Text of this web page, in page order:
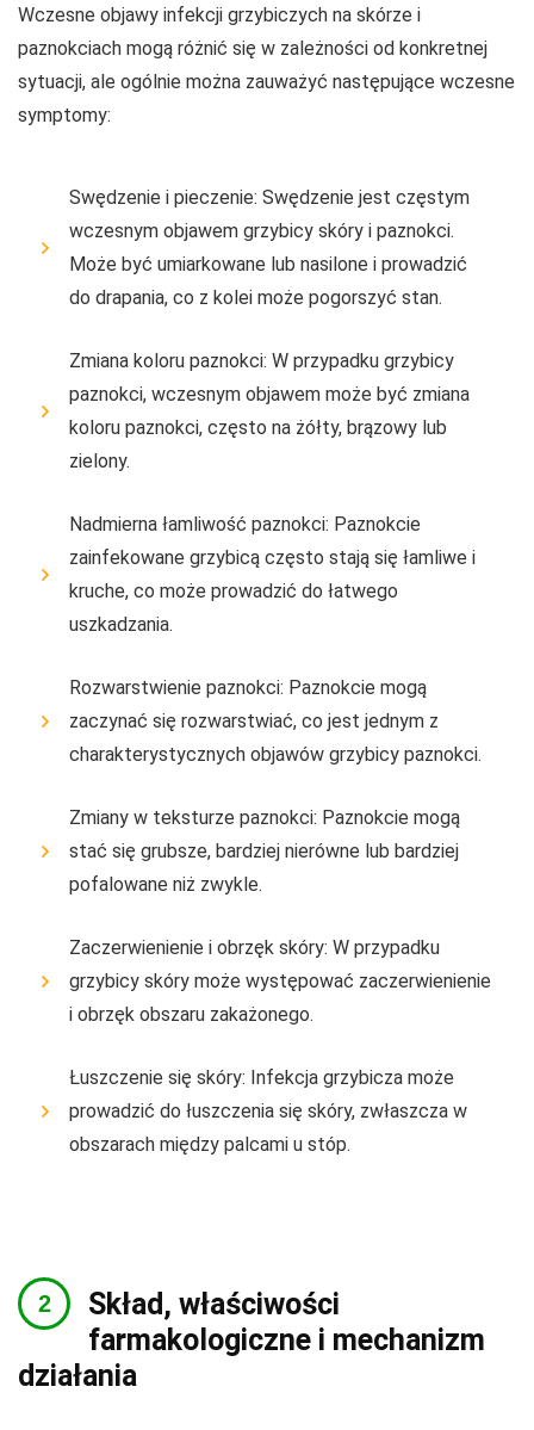
Wczesne objawy infekcji grzybiczych na skórze i
paznokciach mogą różnić się w zależności od konkretnej
sytuacji, ale ogólnie można zauważyć następujące wczesne
symptomy:
Swędzenie i pieczenie: Swędzenie jest częstym
wczesnym objawem grzybicy skóry i paznokci.
Może być umiarkowane lub nasilone i prowadzić
do drapania, co z kolei może pogorszyć stan.
Zmiana koloru paznokci: W przypadku grzybicy
paznokci, wczesnym objawem może być zmiana
koloru paznokci, często na żółty, brązowy lub
zielony.
Nadmierna łamliwość paznokci: Paznokcie
zainfekowane grzybicą często stają się łamliwe i
kruche, co może prowadzić do łatwego
uszkadzania.
Rozwarstwienie paznokci: Paznokcie mogą
zaczynać się rozwarstwiać, co jest jednym z
charakterystycznych objawów grzybicy paznokci.
Zmiany w teksturze paznokci: Paznokcie mogą
stać się grubsze, bardziej nierówne lub bardziej
pofalowane niż zwykle.
Zaczerwienienie i obrzęk skóry: W przypadku
grzybicy skóry może występować zaczerwienienie
i obrzęk obszaru zakażonego.
Łuszczenie się skóry: Infekcja grzybicza może
prowadzić do łuszczenia się skóry, zwłaszcza w
obszarach między palcami u stóp.
Skład, właściwości
farmakologiczne i mechanizm
działania